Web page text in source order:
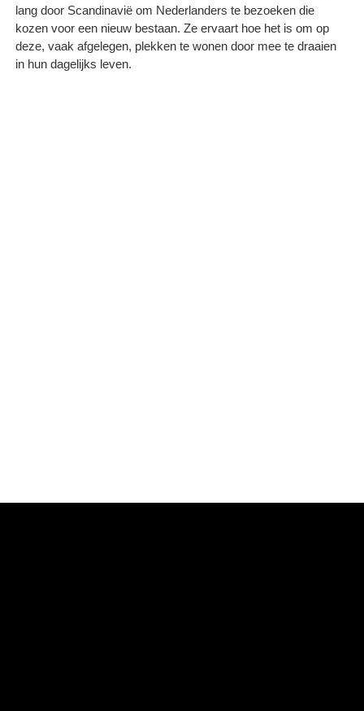
lang door Scandinavië om Nederlanders te bezoeken die
kozen voor een nieuw bestaan. Ze ervaart hoe het is om op
deze, vaak afgelegen, plekken te wonen door mee te draaien
in hun dagelijks leven.